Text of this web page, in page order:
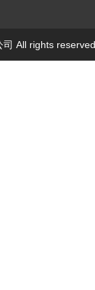
司 All rights